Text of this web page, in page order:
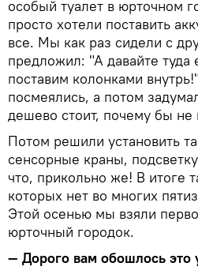
особый туалет в юрточном
просто хотели поставить
все. Мы как раз сидели с
предложил: "А давайте
поставим колонками
посмеялись, а потом
дешево стоит, почему бы не
Потом решили установить
сенсорные краны,
что, прикольно же! В итоге
которых нет во многих
Этой осенью мы взяли
юрточный городок.
— Дорого вам обошлось это